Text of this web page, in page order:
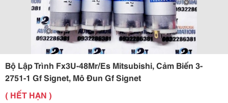
Bộ Lập Trình Fx3U-48Mr/Es Mitsubishi, Cảm Biến 3-
2751-1 Gf Signet, Mô Đun Gf Signet
( HẾT HẠN )